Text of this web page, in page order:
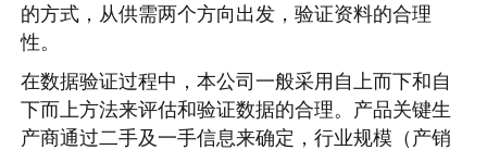
的方式，从供需两个方向出发，验证资料的合理
性。
在数据验证过程中，本公司一般采用自上而下和自
下而上方法来评估和验证数据的合理。产品关键生
产商通过二手及一手信息来确定，行业规模（产销